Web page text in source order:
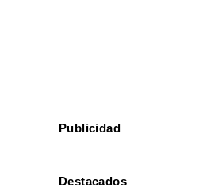
Publicidad
Destacados